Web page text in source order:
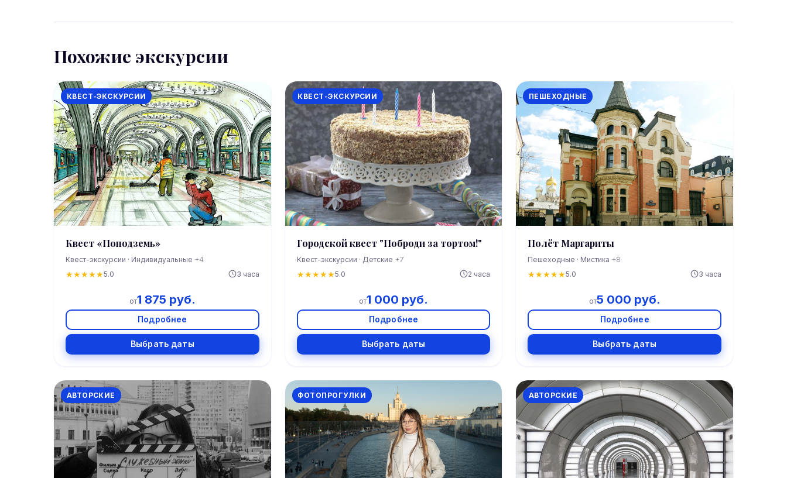
Похожие экскурсии
КВЕСТ-ЭКСКУРСИИ
Квест «Поподземь»
Квест-экскурсии · Индивидуальные +4
★★★★★5.0 3 часа
от1 875 руб.
Подробнее
Выбрать даты
КВЕСТ-ЭКСКУРСИИ
Городской квест "Поброди за тортом!"
Квест-экскурсии · Детские +7
★★★★★5.0 2 часа
от1 000 руб.
Подробнее
Выбрать даты
ПЕШЕХОДНЫЕ
Полёт Маргариты
Пешеходные · Мистика +8
★★★★★5.0 3 часа
от5 000 руб.
Подробнее
Выбрать даты
АВТОРСКИЕ ФОТОПРОГУЛКИ АВТОРСКИЕ